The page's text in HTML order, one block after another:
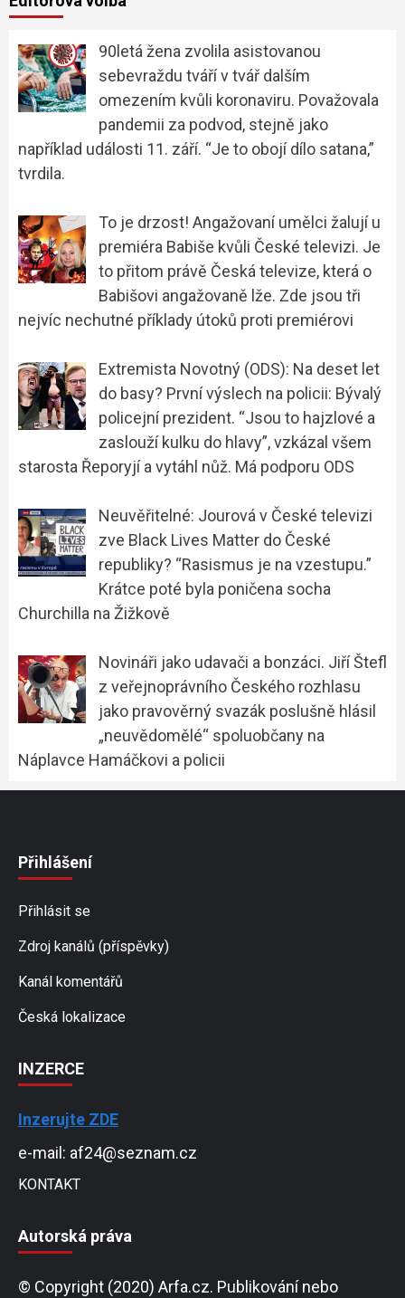
90letá žena zvolila asistovanou
sebevraždu tváří v tvář dalším
omezením kvůli koronaviru. Považovala
pandemii za podvod, stejně jako
například události 11. září. “Je to obojí dílo satana,”
tvrdila.
To je drzost! Angažovaní umělci žalují u
premiéra Babiše kvůli České televizi. Je
to přitom právě Česká televize, která o
Babišovi angažovaně lže. Zde jsou tři
nejvíc nechutné příklady útoků proti premiérovi
Extremista Novotný (ODS): Na deset let
do basy? První výslech na policii: Bývalý
policejní prezident. “Jsou to hajzlové a
zaslouží kulku do hlavy”, vzkázal všem
starosta Řeporyjí a vytáhl nůž. Má podporu ODS
Neuvěřitelné: Jourová v České televizi
zve Black Lives Matter do České
republiky? “Rasismus je na vzestupu.”
Krátce poté byla poničena socha
Churchilla na Žižkově
Novináři jako udavači a bonzáci. Jiří Štefl
z veřejnoprávního Českého rozhlasu
jako pravověrný svazák poslušně hlásil
„neuvědomělé“ spoluobčany na
Náplavce Hamáčkovi a policii
Přihlášení
Přihlásit se
Zdroj kanálů (příspěvky)
Kanál komentářů
Česká lokalizace
INZERCE
Inzerujte ZDE
e-mail: af24@seznam.cz
KONTAKT
Autorská práva
© Copyright (2020) Arfa.cz. Publikování nebo